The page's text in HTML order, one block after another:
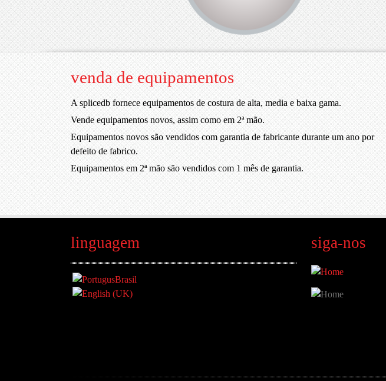
venda de equipamentos
A splicedb fornece equipamentos de costura de alta, media e baixa gama.
Vende equipamentos novos, assim como em 2ª mão.
Equipamentos novos são vendidos com garantia de fabricante durante um ano por
defeito de fabrico.
Equipamentos em 2ª mão são vendidos com 1 mês de garantia.
linguagem siga-nos